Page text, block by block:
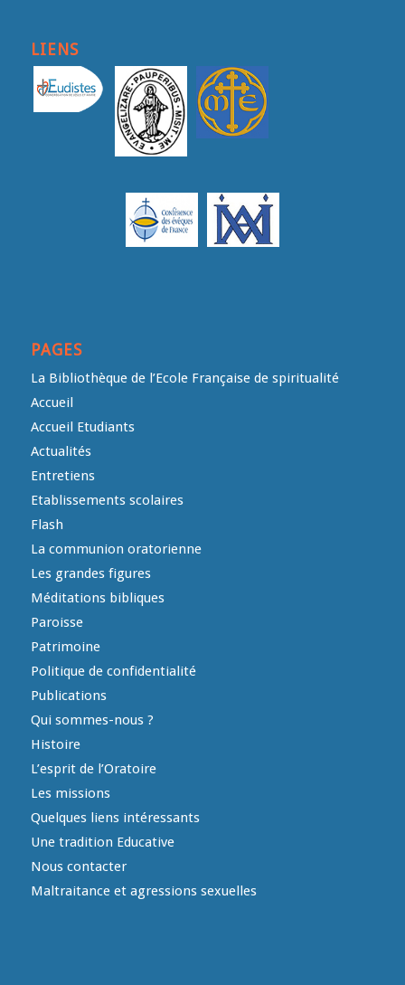
LIENS
PAGES
La Bibliothèque de l’Ecole Française de spiritualité
Accueil
Accueil Etudiants
Actualités
Entretiens
Etablissements scolaires
Flash
La communion oratorienne
Les grandes figures
Méditations bibliques
Paroisse
Patrimoine
Politique de confidentialité
Publications
Qui sommes-nous ?
Histoire
L’esprit de l’Oratoire
Les missions
Quelques liens intéressants
Une tradition Educative
Nous contacter
Maltraitance et agressions sexuelles